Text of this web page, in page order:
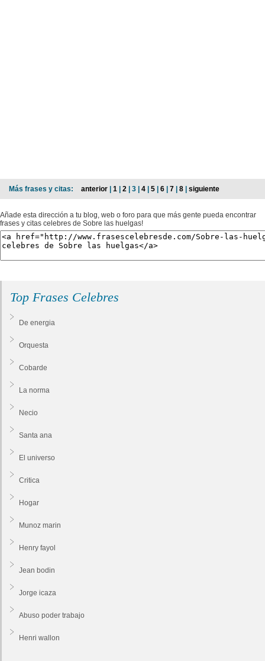
Más frases y citas: anterior | 1 | 2 | 3 | 4 | 5 | 6 | 7 | 8 | siguiente
Añade esta dirección a tu blog, web o foro para que más gente pueda encontrar
frases y citas celebres de Sobre las huelgas!
Top Frases Celebres
De energia
Orquesta
Cobarde
La norma
Necio
Santa ana
El universo
Critica
Hogar
Munoz marin
Henry fayol
Jean bodin
Jorge icaza
Abuso poder trabajo
Henri wallon